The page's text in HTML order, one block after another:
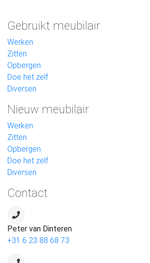
Gebruikt meubilair
Werken
Zitten
Opbergen
Doe het zelf
Diversen
Nieuw meubilair
Werken
Zitten
Opbergen
Doe het zelf
Diversen
Contact
Peter van Dinteren
+31 6 23 88 68 73